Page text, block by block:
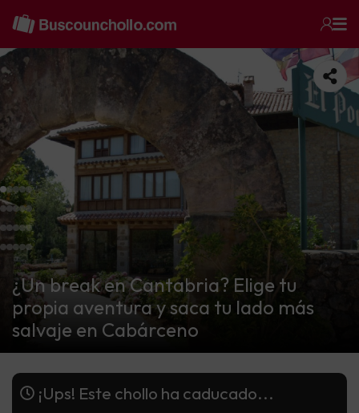
¿Un break en Cantabria? Elige tu
propia aventura y saca tu lado más
salvaje en Cabárceno
¡Ups! Este chollo ha caducado...